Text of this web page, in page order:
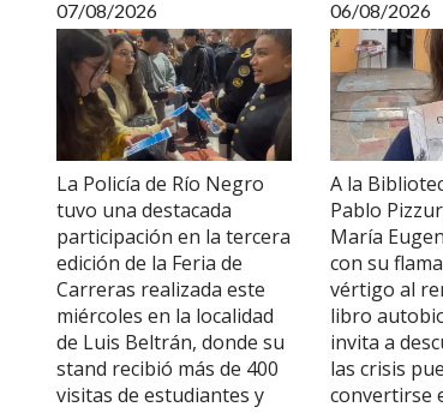
07/08/2026
La Policía de Río Negro
tuvo una destacada
participación en la tercera
edición de la Feria de
Carreras realizada este
miércoles en la localidad
de Luis Beltrán, donde su
stand recibió más de 400
visitas de estudiantes y
06/08/2026
A la
Pablo
María
con su
vértigo al
libro
invita a
las crisis
convertirse